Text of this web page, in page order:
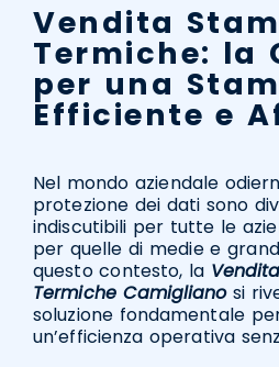
Vendita
Termiche: la
per una
Efficiente e
Nel mondo aziendale
protezione dei dati sono
indiscutibili per tutte le
per quelle di medie e
questo contesto, la
Termiche Camiglianosi
soluzione fondamentale
un’efficienza operativa